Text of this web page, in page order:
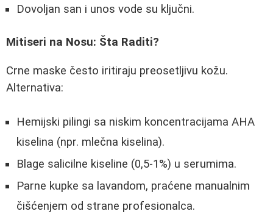
Dovoljan san i unos vode su ključni.
Mitiseri na Nosu: Šta Raditi?
Crne maske često iritiraju preosetljivu kožu.
Alternativa:
Hemijski pilingi sa niskim koncentracijama AHA
kiselina (npr. mlečna kiselina).
Blage salicilne kiseline (0,5-1%) u serumima.
Parne kupke sa lavandom, praćene manualnim
čišćenjem od strane profesionalca.